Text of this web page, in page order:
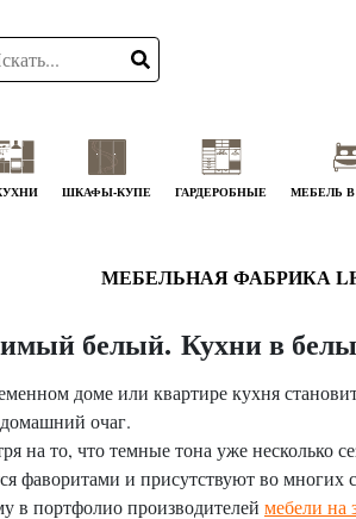
ШКАФЫ-КУПЕ ГАРДЕРОБНЫЕ МЕБЕЛЬ
МЕБЕЛЬНАЯ ФАБРИКА
белый. Кухни в
доме или квартире кухня
очаг.
на то, что темные тона уже несколько
фаворитами и присутствуют во
в портфолио производителей мебели на